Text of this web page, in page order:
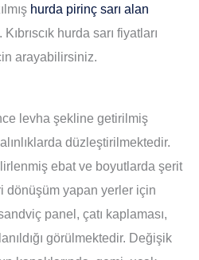
hurda pirinç sarı alan
hurda sarı fiyatları
arayabilirsiniz.
levha şekline getirilmiş
düzleştirilmektedir.
ebat ve boyutlarda şerit
dönüşüm yapan yerler için
panel, çatı kaplaması,
görülmektedir. Değişik